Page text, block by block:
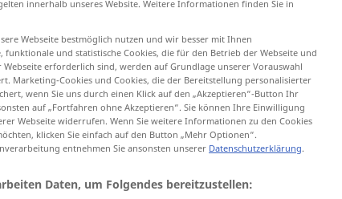
vollends
innerhalb unseres Website. Weitere Informationen finden Sie in
Webseite bestmöglich nutzen und wir besser mit Ihnen
und statistische Cookies, die für den Betrieb der Webseite und
erforderlich sind, werden auf Grundlage unserer Vorauswahl
Marketing-Cookies und Cookies, die der Bereitstellung personalisierter
wenn Sie uns durch einen Klick auf den „Akzeptieren“-Button Ihr
auf „Fortfahren ohne Akzeptieren“. Sie können Ihre Einwilligung
Webseite widerrufen. Wenn Sie weitere Informationen zu den Cookies
klicken Sie einfach auf den Button „Mehr Optionen“.
entnehmen Sie ansonsten unserer Datenschutzerklärung.
Daten, um Folgendes bereitzustellen: